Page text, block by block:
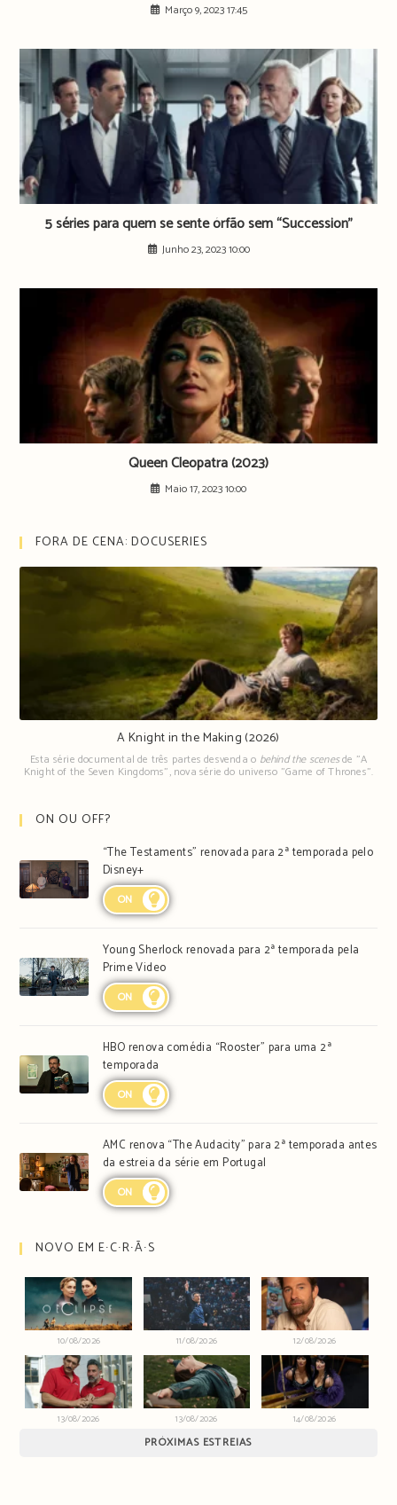
Março 9, 2023 17:45
5 séries para quem se sente órfão sem “Succession”
Junho 23, 2023 10:00
Queen Cleopatra (2023)
Maio 17, 2023 10:00
FORA DE CENA: DOCUSERIES
A Knight in the Making (2026)
Esta série documental de três partes desvenda o behind the scenesde "A
Knight of the Seven Kingdoms", nova série do universo "Game of Thrones".
ON OU OFF?
“The Testaments” renovada para 2ª temporada pelo
Disney+
ON
Young Sherlock renovada para 2ª temporada pela
Prime Video
ON
HBO renova comédia “Rooster” para uma 2ª
temporada
ON
AMC renova “The Audacity” para 2ª temporada antes
da estreia da série em Portugal
ON
NOVO EM E∙C∙R∙Ã∙S
10/08/2026 11/08/2026 12/08/2026
13/08/2026 13/08/2026 14/08/2026
PRÓXIMAS ESTREIAS